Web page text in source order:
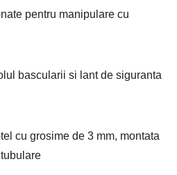
pentru manipulare cu
bascularii si lant de siguranta
cu grosime de 3 mm, montata